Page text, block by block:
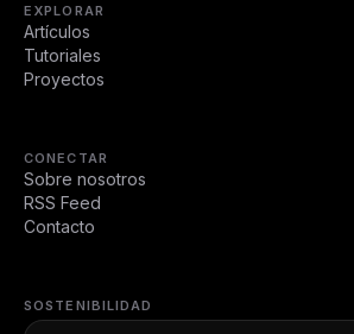
EXPLORAR
Artículos
Tutoriales
Proyectos
CONECTAR
Sobre nosotros
RSS Feed
Contacto
SOSTENIBILIDAD